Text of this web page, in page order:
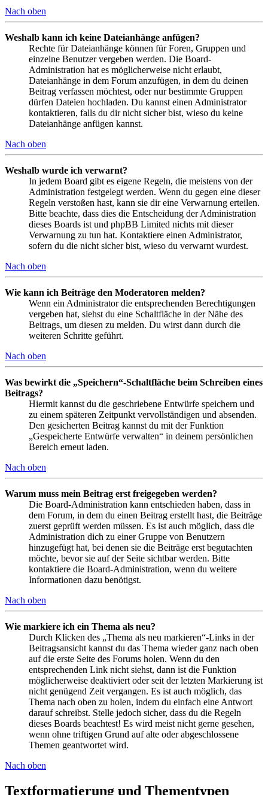
Nach oben
Weshalb kann ich keine Dateianhänge anfügen?
Rechte für Dateianhänge können für Foren, Gruppen und
einzelne Benutzer vergeben werden. Die Board-
Administration hat es möglicherweise nicht erlaubt,
Dateianhänge in dem Forum anzufügen, in dem du deinen
Beitrag verfassen möchtest, oder nur bestimmte Gruppen
dürfen Dateien hochladen. Du kannst einen Administrator
kontaktieren, falls du dir nicht sicher bist, wieso du keine
Dateianhänge anfügen kannst.
Nach oben
Weshalb wurde ich verwarnt?
In jedem Board gibt es eigene Regeln, die meistens von der
Administration festgelegt werden. Wenn du gegen eine dieser
Regeln verstoßen hast, kann sie dir eine Verwarnung erteilen.
Bitte beachte, dass dies die Entscheidung der Administration
dieses Boards ist und phpBB Limited nichts mit dieser
Verwarnung zu tun hat. Kontaktiere einen Administrator,
sofern du die nicht sicher bist, wieso du verwarnt wurdest.
Nach oben
Wie kann ich Beiträge den Moderatoren melden?
Wenn ein Administrator die entsprechenden Berechtigungen
vergeben hat, siehst du eine Schaltfläche in der Nähe des
Beitrags, um diesen zu melden. Du wirst dann durch die
weiteren Schritte geführt.
Nach oben
Was bewirkt die „Speichern“-Schaltfläche beim Schreiben eines
Beitrags?
Hiermit kannst du die geschriebene Entwürfe speichern und
zu einem späteren Zeitpunkt vervollständigen und absenden.
Den gesicherten Beitrag kannst du mit der Funktion
„Gespeicherte Entwürfe verwalten“ in deinem persönlichen
Bereich erneut laden.
Nach oben
Warum muss mein Beitrag erst freigegeben werden?
Die Board-Administration kann entschieden haben, dass in
dem Forum, in dem du einen Beitrag erstellt hast, die Beiträge
zuerst geprüft werden müssen. Es ist auch möglich, dass die
Administration dich zu einer Gruppe von Benutzern
hinzugefügt hat, bei denen sie die Beiträge erst begutachten
möchte, bevor sie auf der Seite sichtbar werden. Bitte
kontaktiere die Board-Administration, wenn du weitere
Informationen dazu benötigst.
Nach oben
Wie markiere ich ein Thema als neu?
Durch Klicken des „Thema als neu markieren“-Links in der
Beitragsansicht kannst du das Thema wieder ganz nach oben
auf die erste Seite des Forums holen. Wenn du den
entsprechenden Link nicht siehst, dann ist die Funktion
möglicherweise deaktiviert oder seit der letzten Markierung ist
nicht genügend Zeit vergangen. Es ist auch möglich, das
Thema nach oben zu holen, indem du einfach eine Antwort
darauf schreibst. Stelle jedoch sicher, dass du die Regeln
dieses Boards beachtest! Es wird meist nicht gerne gesehen,
wenn ohne triftigen Grund auf alte oder abgeschlossene
Themen geantwortet wird.
Nach oben
Textformatierung und Thementypen